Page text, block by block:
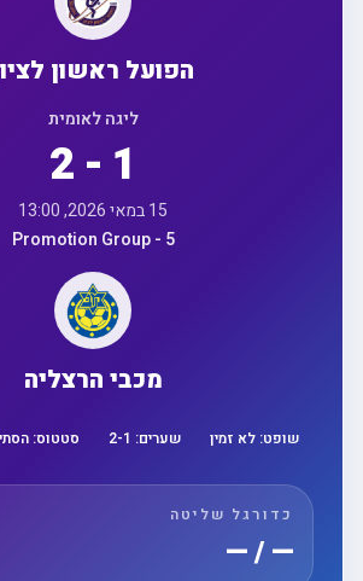
הפועל ראשון לציון
ליגה לאומית
2 - 1
15 במאי 2026, 13:00
Promotion Group - 5
מכבי הרצליה
שופט:לא זמין שערים: 2 -1 סטטוס:הסתיים
כדורגל שליטה
— / —